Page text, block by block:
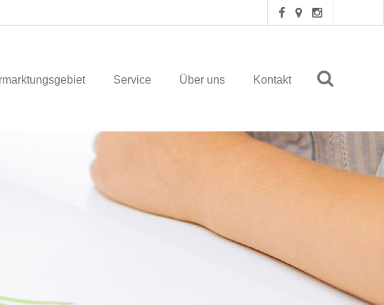
Service Über uns Kontakt